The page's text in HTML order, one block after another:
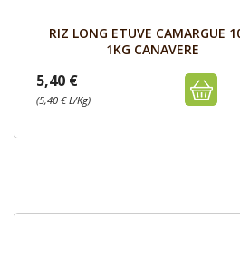
Aperçu
RIZ LONG ETUVE CAMARGUE
1KG CANAVERE
5,40 €
(5,40 € L/Kg)